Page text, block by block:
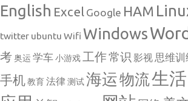
English Excel Google HAM
twitter ubuntu Wifi Windows
考奥运 学车小游戏 工作常识 影视 思维训
手机教育法律测试海运物流生活